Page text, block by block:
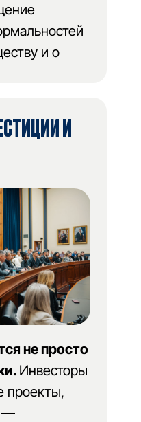
и о
И
не просто
Инвесторы
проекты,
—